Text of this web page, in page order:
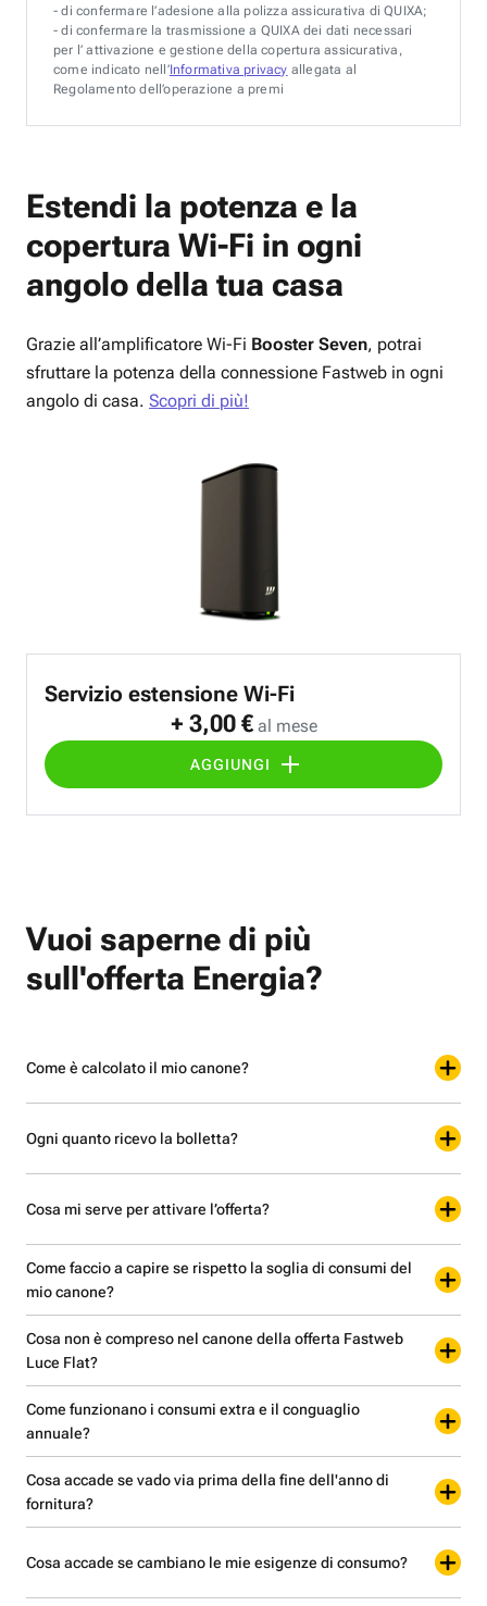
- di confermare l’adesione alla polizza assicurativa di QUIXA;
- di confermare la trasmissione a QUIXA dei dati necessari
per l’ attivazione e gestione della copertura assicurativa,
come indicato nell’Informativa privacy allegata al
Regolamento dell’operazione a premi
Estendi la potenza e la
copertura Wi-Fi in ogni
angolo della tua casa
Grazie all’amplificatore Wi-Fi Booster Seven, potrai
sfruttare la potenza della connessione Fastweb in ogni
angolo di casa. Scopri di più!
Servizio estensione Wi-Fi
+ 3,00 €al mese
AGGIUNGI
Vuoi saperne di più
sull'offerta Energia?
Come è calcolato il mio canone?
Ogni quanto ricevo la bolletta?
Cosa mi serve per attivare l’offerta?
Come faccio a capire se rispetto la soglia di consumi del
mio canone?
Cosa non è compreso nel canone della offerta Fastweb
Luce Flat?
Come funzionano i consumi extra e il conguaglio
annuale?
Cosa accade se vado via prima della fine dell'anno di
fornitura?
Cosa accade se cambiano le mie esigenze di consumo?